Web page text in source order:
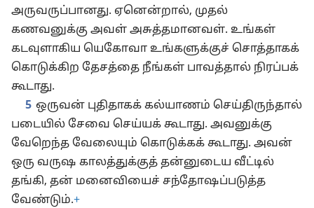
அருவருப்பானது. ஏனென்றால், முதல்
கணவனுக்கு அவள் அசுத்தமானவள். உங்கள்
கடவுளாகிய யெகோவா உங்களுக்குச் சொத்தாகக்
கொடுக்கிற தேசத்தை நீங்கள் பாவத்தால் நிரப்பக்
கூடாது.
5 ஒருவன் புதிதாகக் கல்யாணம் செய்திருந்தால்
படையில் சேவை செய்யக் கூடாது. அவனுக்கு
வேறெந்த வேலையும் கொடுக்கக் கூடாது. அவன்
ஒரு வருஷ காலத்துக்குத் தன்னுடைய வீட்டில்
தங்கி, தன் மனைவியைச் சந்தோஷப்படுத்த
வேண்டும்.+